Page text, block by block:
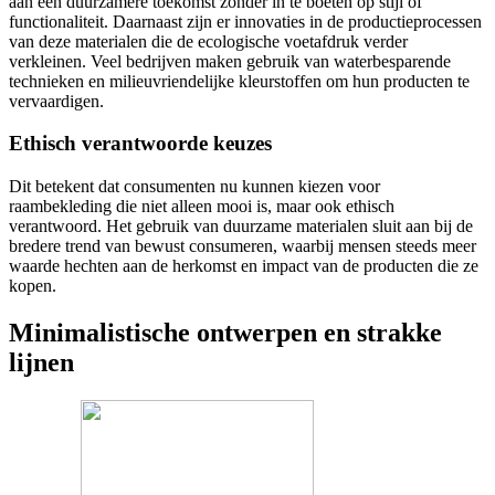
functionaliteit. Daarnaast zijn er innovaties in de productieprocessen
van deze materialen die de ecologische voetafdruk verder
verkleinen. Veel bedrijven maken gebruik van waterbesparende
technieken en milieuvriendelijke kleurstoffen om hun producten te
vervaardigen.
Ethisch verantwoorde keuzes
Dit betekent dat consumenten nu kunnen kiezen voor
raambekleding die niet alleen mooi is, maar ook ethisch
verantwoord. Het gebruik van duurzame materialen sluit aan bij de
bredere trend van bewust consumeren, waarbij mensen steeds meer
waarde hechten aan de herkomst en impact van de producten die ze
kopen.
Minimalistische ontwerpen en strakke
lijnen